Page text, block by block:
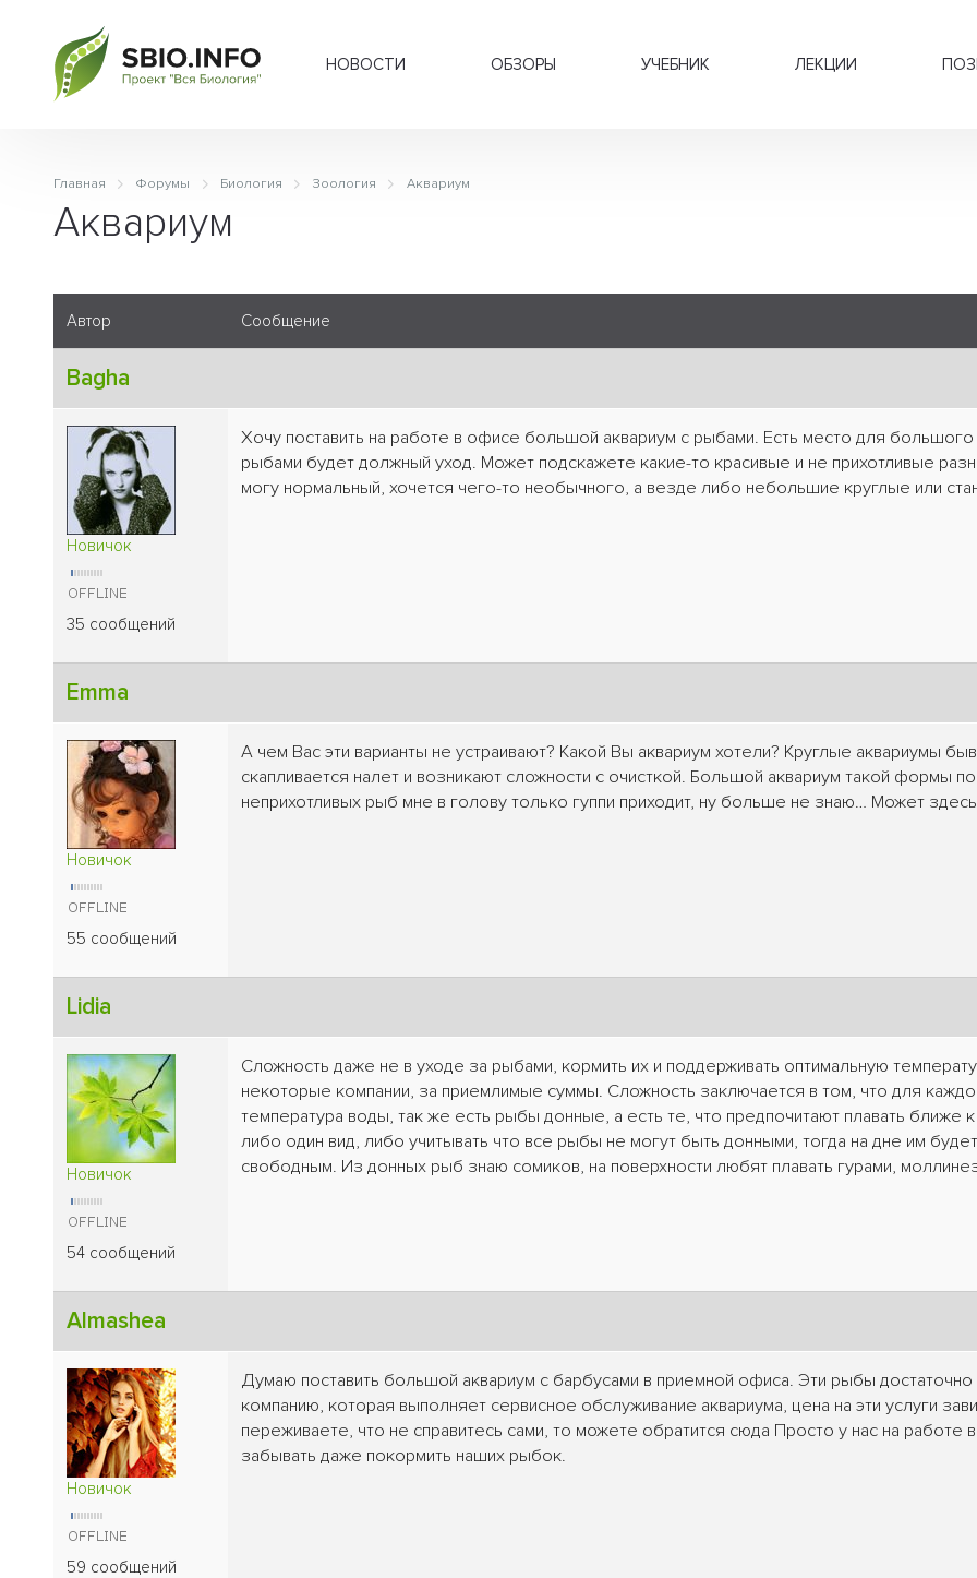
НОВОСТИ ОБЗОРЫ УЧЕБНИК ЛЕКЦИИ
Главная Форумы Биология Зоология Аквариум
Аквариум
Автор Сообщение
Bagha
Новичок
35 сообщений
Хочу поставить на работе в офисе большой аквариум с рыбами. Есть место для
рыбами будет должный уход. Может подскажете какие-то красивые и не прихотливые
могу нормальный, хочется чего-то необычного, а везде либо небольшие круглые или
Emma
Новичок
55 сообщений
А чем Вас эти варианты не устраивают? Какой Вы аквариум хотели? Круглые аквариумы
скапливается налет и возникают сложности с очисткой. Большой аквариум такой формы
неприхотливых рыб мне в голову только гуппи приходит, ну больше не знаю… Может
Lidia
Новичок
54 сообщений
Сложность даже не в уходе за рыбами, кормить их и поддерживать оптимальную
некоторые компании, за приемлимые суммы. Сложность заключается в том, что для
температура воды, так же есть рыбы донные, а есть те, что предпочитают плавать ближе
либо один вид, либо учитывать что все рыбы не могут быть донными, тогда на дне им
свободным. Из донных рыб знаю сомиков, на поверхности любят плавать гурами,
Almashea
Новичок
59 сообщений
Думаю поставить большой аквариум с барбусами в приемной офиса. Эти рыбы
компанию, которая выполняет сервисное обслуживание аквариума, цена на эти услуги
переживаете, что не справитесь сами, то можете обратится сюда Просто у нас на работе
забывать даже покормить наших рыбок.